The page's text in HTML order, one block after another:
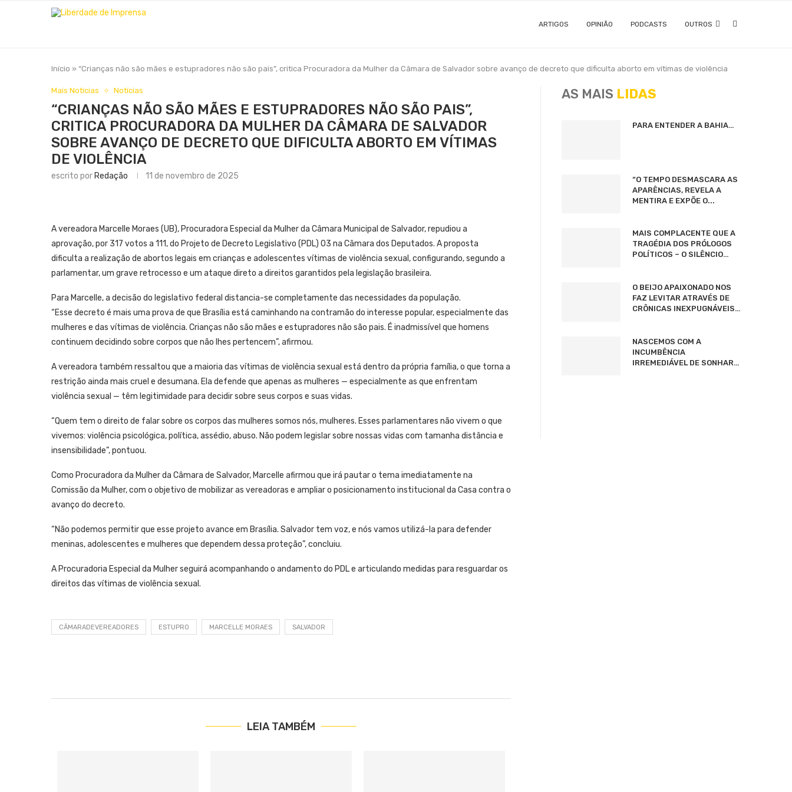
ARTIGOS OPINIÃO PODCASTS OUTROS
Início » “Crianças não são mães e estupradores não são pais”, critica Procuradora da Mulher da Câmara de Salvador sobre avanço de decreto que dificulta aborto em vítimas de violência
Mais Notícias Notícias
“CRIANÇAS NÃO SÃO MÃES E ESTUPRADORES NÃO SÃO PAIS”,
CRITICA PROCURADORA DA MULHER DA CÂMARA DE SALVADOR
SOBRE AVANÇO DE DECRETO QUE DIFICULTA ABORTO EM VÍTIMAS
DE VIOLÊNCIA
escrito por Redação 11 de novembro de 2025
A vereadora Marcelle Moraes (UB), Procuradora Especial da Mulher da Câmara Municipal de Salvador, repudiou a
aprovação, por 317 votos a 111, do Projeto de Decreto Legislativo (PDL) 03 na Câmara dos Deputados. A proposta
dificulta a realização de abortos legais em crianças e adolescentes vítimas de violência sexual, configurando, segundo a
parlamentar, um grave retrocesso e um ataque direto a direitos garantidos pela legislação brasileira.
Para Marcelle, a decisão do legislativo federal distancia-se completamente das necessidades da população.
“Esse decreto é mais uma prova de que Brasília está caminhando na contramão do interesse popular, especialmente das
mulheres e das vítimas de violência. Crianças não são mães e estupradores não são pais. É inadmissível que homens
continuem decidindo sobre corpos que não lhes pertencem”, afirmou.
A vereadora também ressaltou que a maioria das vítimas de violência sexual está dentro da própria família, o que torna a
restrição ainda mais cruel e desumana. Ela defende que apenas as mulheres — especialmente as que enfrentam
violência sexual — têm legitimidade para decidir sobre seus corpos e suas vidas.
“Quem tem o direito de falar sobre os corpos das mulheres somos nós, mulheres. Esses parlamentares não vivem o que
vivemos: violência psicológica, política, assédio, abuso. Não podem legislar sobre nossas vidas com tamanha distância e
insensibilidade”, pontuou.
Como Procuradora da Mulher da Câmara de Salvador, Marcelle afirmou que irá pautar o tema imediatamente na
Comissão da Mulher, com o objetivo de mobilizar as vereadoras e ampliar o posicionamento institucional da Casa contra o
avanço do decreto.
“Não podemos permitir que esse projeto avance em Brasília. Salvador tem voz, e nós vamos utilizá-la para defender
meninas, adolescentes e mulheres que dependem dessa proteção”, concluiu.
A Procuradoria Especial da Mulher seguirá acompanhando o andamento do PDL e articulando medidas para resguardar os
direitos das vítimas de violência sexual.
CÂMARADEVEREADORES ESTUPRO MARCELLE MORAES SALVADOR
LEIA TAMBÉM
AS MAIS LIDAS
PARA ENTENDER A BAHIA…
“O TEMPO DESMASCARA AS
APARÊNCIAS, REVELA A
MENTIRA E EXPÕE O...
MAIS COMPLACENTE QUE A
TRAGÉDIA DOS PRÓLOGOS
POLÍTICOS – O SILÊNCIO…
O BEIJO APAIXONADO NOS
FAZ LEVITAR ATRAVÉS DE
CRÔNICAS INEXPUGNÁVEIS…
NASCEMOS COM A
INCUMBÊNCIA
IRREMEDIÁVEL DE SONHAR…